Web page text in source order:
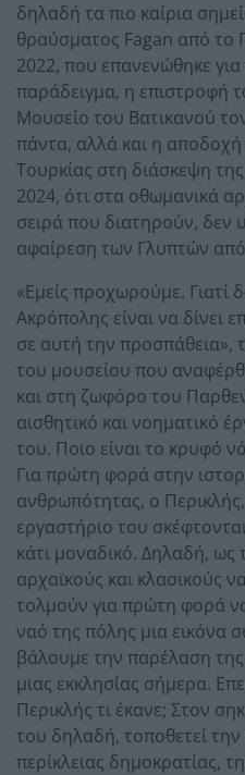
δηλαδή τα πιο καίρια
θραύσματος Fagan από το
2022, που επανενώθηκε
παράδειγμα, η επιστροφή
Μουσείο του Βατικανού
πάντα, αλλά και η
Τουρκίας στη διάσκεψη
2024, ότι στα οθωμανικά
σειρά που διατηρούν, δεν
αφαίρεση των Γλυπτών από
«Εμείς προχωρούμε. Γιατί
Ακρόπολης είναι να δίνει
σε αυτή την προσπάθεια»,
του μουσείου που
και στη ζωφόρο του
αισθητικό και νοηματικό
του. Ποιο είναι το κρυφό
Για πρώτη φορά στην
ανθρωπότητας, ο Περικλής,
εργαστήριο του
κάτι μοναδικό. Δηλαδή, ως
αρχαϊκούς και κλασικούς
τολμούν για πρώτη φορά
ναό της πόλης μια εικόνα
βάλουμε την παρέλαση
μιας εκκλησίας σήμερα.
Περικλής τι έκανε; Στον
του δηλαδή, τοποθετεί την
περίκλειας δημοκρατίας,